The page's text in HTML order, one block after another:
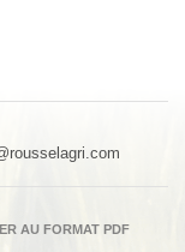
AU FORMAT PDF